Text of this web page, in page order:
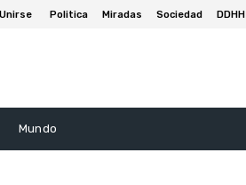
Politica Miradas Sociedad DDHH
Mundo